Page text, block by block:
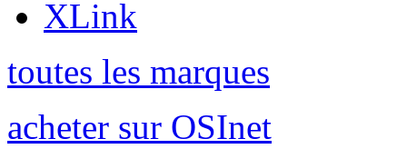
XLink
toutes les marques
acheter sur OSInet